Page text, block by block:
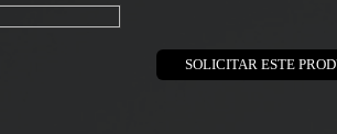
SOLICITAR ESTE